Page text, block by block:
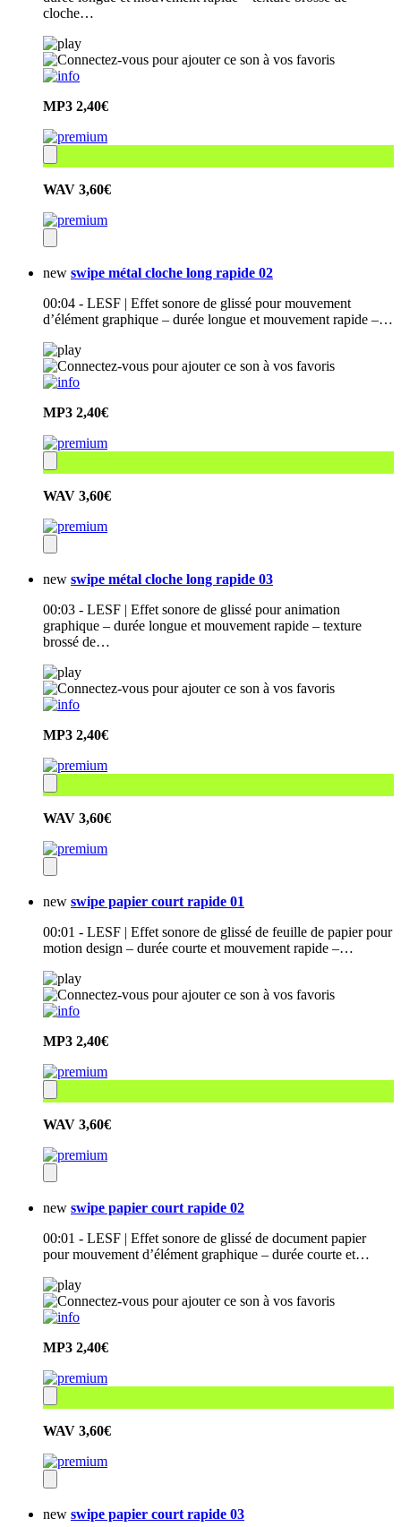
cloche…
MP3 2,40€
WAV 3,60€
new swipe métal cloche long rapide 02
00:04 - LESF | Effet sonore de glissé pour mouvement
d’élément graphique – durée longue et mouvement rapide –…
MP3 2,40€
WAV 3,60€
new swipe métal cloche long rapide 03
00:03 - LESF | Effet sonore de glissé pour animation
graphique – durée longue et mouvement rapide – texture
brossé de…
MP3 2,40€
WAV 3,60€
new swipe papier court rapide 01
00:01 - LESF | Effet sonore de glissé de feuille de papier pour
motion design – durée courte et mouvement rapide –…
MP3 2,40€
WAV 3,60€
new swipe papier court rapide 02
00:01 - LESF | Effet sonore de glissé de document papier
pour mouvement d’élément graphique – durée courte et…
MP3 2,40€
WAV 3,60€
new swipe papier court rapide 03